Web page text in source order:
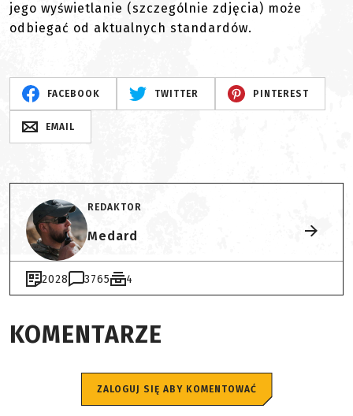
jego wyświetlanie (szczególnie zdjęcia) może
odbiegać od aktualnych standardów.
FACEBOOK TWITTER PINTEREST
EMAIL
REDAKTOR
Medard
2028 3765 4
KOMENTARZE
ZALOGUJ SIĘ ABY KOMENTOWAĆ